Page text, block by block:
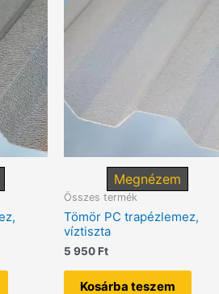
Megnézem
Összes termék
Tömör PC trapézlemez,
víztiszta
5 950Ft
Kosárba teszem